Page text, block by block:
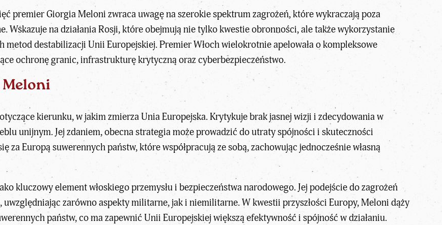
premier Giorgia Meloni zwraca uwagę na szerokie spektrum zagrożeń, które wykraczają poza
Wskazuje na działania Rosji, które obejmują nie tylko kwestie obronności, ale także wykorzystanie
destabilizacji Unii Europejskiej. Premier Włoch wielokrotnie apelowała o kompleksowe
ochronę granic, infrastrukturę krytyczną oraz cyberbezpieczeństwo.
Meloni
kierunku, w jakim zmierza Unia Europejska. Krytykuje brak jasnej wizji i zdecydowania w
unijnym. Jej zdaniem, obecna strategia może prowadzić do utraty spójności i skuteczności
za Europą suwerennych państw, które współpracują ze sobą, zachowując jednocześnie własną
kluczowy element włoskiego przemysłu i bezpieczeństwa narodowego. Jej podejście do zagrożeń
zarówno aspekty militarne, jak i niemilitarne. W kwestii przyszłości Europy, Meloni dąży
państw, co ma zapewnić Unii Europejskiej większą efektywność i spójność w działaniu.